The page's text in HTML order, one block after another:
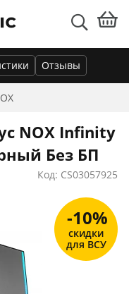
Отзывы
NOX Infinity
Без БП
Код: CS03057925
-10%
скидки
для ВСУ